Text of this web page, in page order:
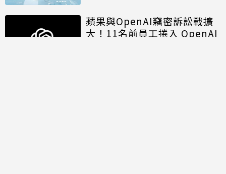
蘋果與OpenAI竊密訴訟戰擴
大！11名前員工捲入 OpenAI